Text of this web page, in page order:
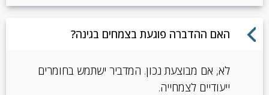
האם ההדברה פוגעת בצמחים בגינה?
לא, אם מבוצעת נכון. המדביר ישתמש בחומרים
ייעודיים לצמחייה.